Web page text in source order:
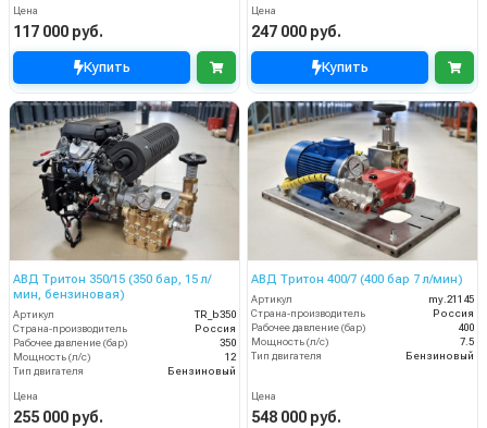
Цена
117 000 руб.
Купить
Цена
247 000 руб.
Купить
АВД Тритон 350/15 (350 бар, 15 л/
мин, бензиновая)
Артикул
TR_b350
Страна-производитель
Россия
Рабочее давление (бар)
350
Мощность (л/с)
12
Тип двигателя
Бензиновый
Цена
255 000 руб.
АВД Тритон 400/7 (400 бар 7 л/мин)
Артикул
my.21145
Страна-производитель
Россия
Рабочее давление (бар)
400
Мощность (л/с)
7.5
Тип двигателя
Бензиновый
Цена
548 000 руб.